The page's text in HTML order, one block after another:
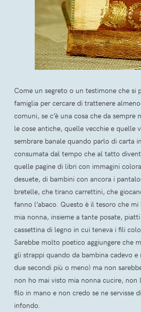
Come un segreto o un testimone che si
famiglia per cercare di trattenere
comuni, se c’è una cosa che da sempre
le cose antiche, quelle vecchie e quelle
sembrare banale quando parlo di carta
consumata dal tempo che al tatto
quelle pagine di libri con immagini
desuete, di bambini con ancora i
bretelle, che tirano carrettini, che
fanno l’abaco. Questo è il tesoro che
mia nonna, insieme a tante posate,
cassettina di legno in cui teneva i fili
Sarebbe molto poetico aggiungere che
gli strappi quando da bambina cadevo
due secondi più o meno) ma non
non ho mai visto mia nonna cucire, non
filo in mano e non credo se ne servisse
infondo.